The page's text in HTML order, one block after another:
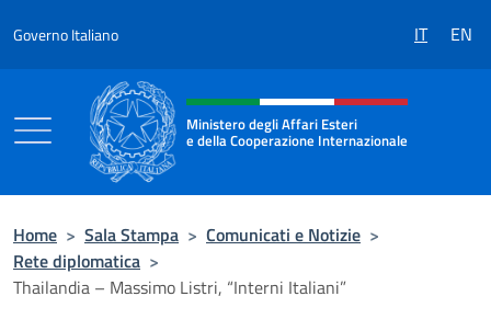
Governo Italiano IT EN
Intestazione sito, social e menù
Ministero degli Affari Esteri
e della Cooperazione Internazionale
Home > Sala Stampa > Comunicati e Notizie >
Rete diplomatica >
Thailandia – Massimo Listri, “Interni Italiani”